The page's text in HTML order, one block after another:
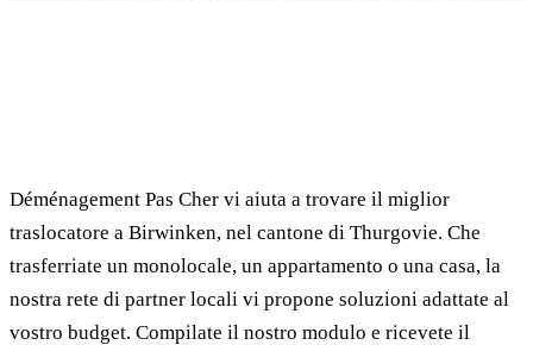
Déménagement Pas Cher vi aiuta a trovare il miglior
traslocatore a Birwinken, nel cantone di Thurgovie. Che
trasferriate un monolocale, un appartamento o una casa, la
nostra rete di partner locali vi propone soluzioni adattate al
vostro budget. Compilate il nostro modulo e ricevete il